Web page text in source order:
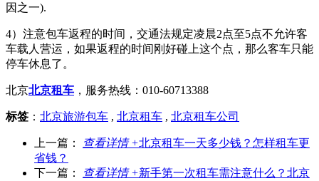
因之一).
4）注意包车返程的时间，交通法规定凌晨2点至5点不允许客
车载人营运，如果返程的时间刚好碰上这个点，那么客车只能
停车休息了。
北京北京租车 ，服务热线：010-60713388
标签 ： 北京旅游包车 , 北京租车 , 北京租车公司
上一篇： 查看详情 +北京租车一天多少钱？怎样租车更
省钱？
下一篇：
查看详情 +新手第一次租车需注意什么？北京